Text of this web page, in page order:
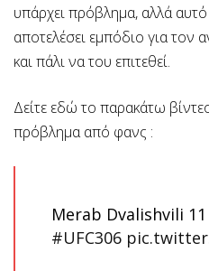
υπάρχει πρόβλημα, αλλά
αποτελέσει εμπόδιο για τον
και πάλι να του επιτεθεί.
Δείτε εδώ το παρακάτω
πρόβλημα από φανς :
Merab Dvalishvili
#UFC306